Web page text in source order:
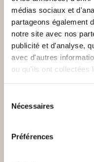
médias sociaux et
partageons également
notre site avec nos
publicité et d'analyse,
avec d'autres
ou qu'ils ont collectées
Nécessaires
Préférences
21 JOURS 100 TOI